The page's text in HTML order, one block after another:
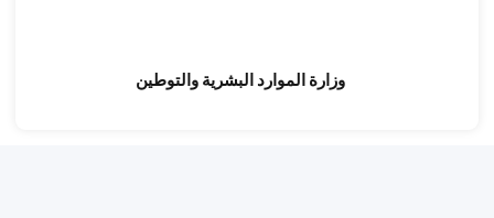
وزارة الموارد البشرية والتوطين